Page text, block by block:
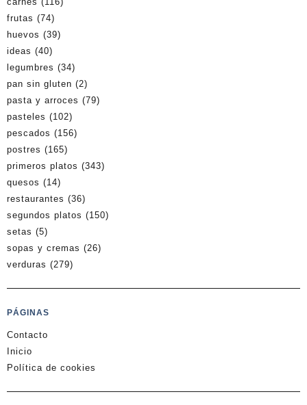
frutas (74)
huevos (39)
ideas (40)
legumbres (34)
pan sin gluten (2)
pasta y arroces (79)
pasteles (102)
pescados (156)
postres (165)
primeros platos (343)
quesos (14)
restaurantes (36)
segundos platos (150)
setas (5)
sopas y cremas (26)
verduras (279)
PÁGINAS
Contacto
Inicio
Política de cookies